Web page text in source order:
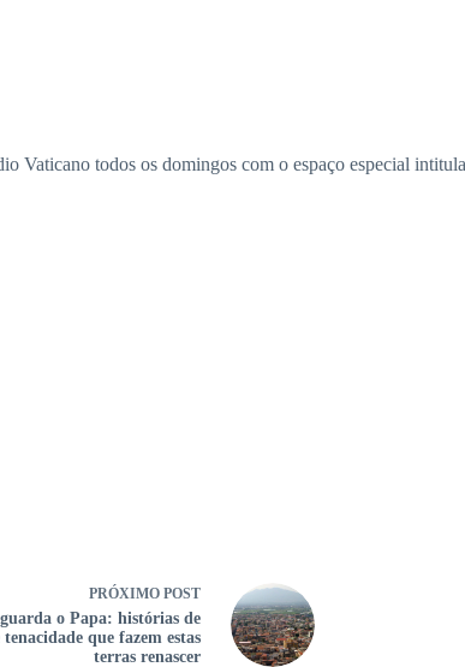
Vaticano todos os domingos com o espaço especial
PRÓXIMO POST
o Papa: histórias de
tenacidade que fazem estas
terras renascer